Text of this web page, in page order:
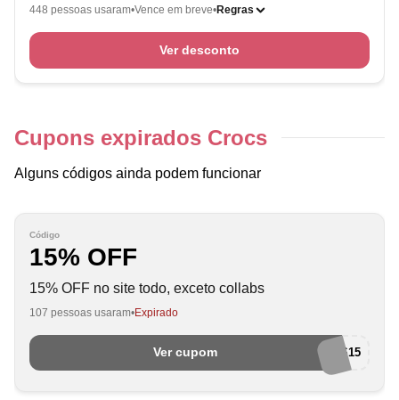
448 pessoas usaram Vence em breve Regras
Ver desconto
Cupons expirados Crocs
Alguns códigos ainda podem funcionar
Código
15% OFF
15% OFF no site todo, exceto collabs
107 pessoas usaram Expirado
Ver cupom FERIAS15